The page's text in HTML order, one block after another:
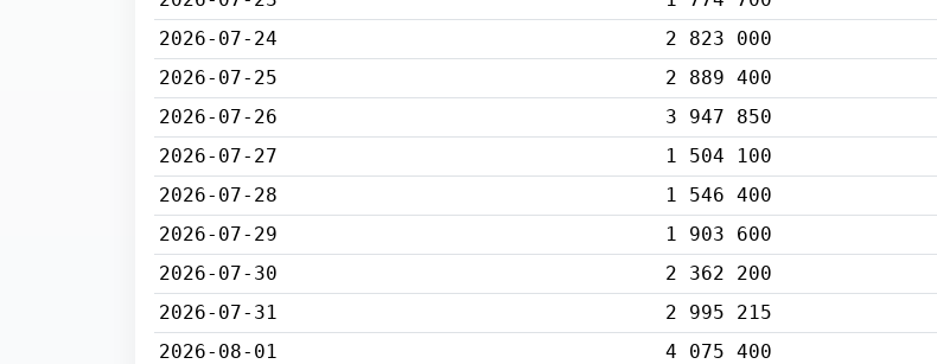
2026-07-24
2 823 000
2026-07-25
2 889 400
2026-07-26
3 947 850
2026-07-27
1 504 100
2026-07-28
1 546 400
2026-07-29
1 903 600
2026-07-30
2 362 200
2026-07-31
2 995 215
2026-08-01
4 075 400